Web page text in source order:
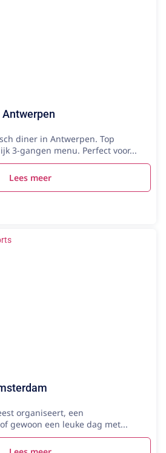
diner in Antwerpen. Top
3-gangen menu. Perfect voor...
Lees meer
organiseert, een
gewoon een leuke dag met...